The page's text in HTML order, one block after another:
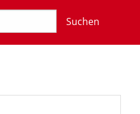
Suchen